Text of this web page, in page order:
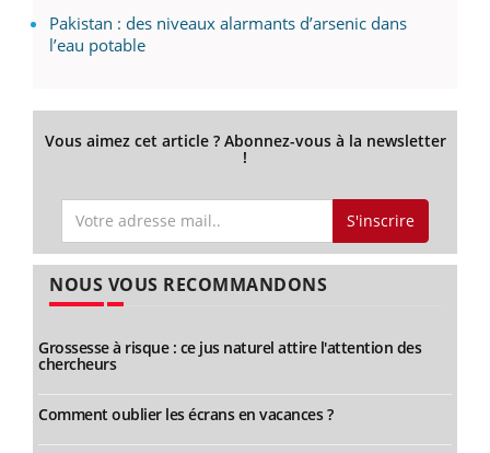
Pakistan : des niveaux alarmants d’arsenic dans
l’eau potable
Vous aimez cet article ? Abonnez-vous à la newsletter
!
S'inscrire
NOUS VOUS RECOMMANDONS
Grossesse à risque : ce jus naturel attire l'attention des
chercheurs
Comment oublier les écrans en vacances ?